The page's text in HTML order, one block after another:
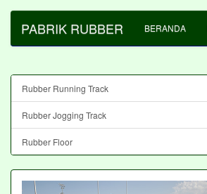
PABRIK RUBBER BERANDA
Rubber Running Track
Rubber Jogging Track
Rubber Floor